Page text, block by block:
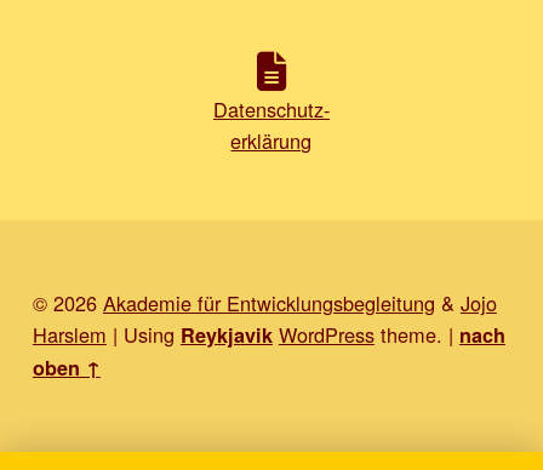
Datenschutz-
erklärung
© 2026 Akademie für Entwicklungsbegleitung & Jojo
Harslem | Using Reykjavik WordPresstheme. | nach
oben ↑